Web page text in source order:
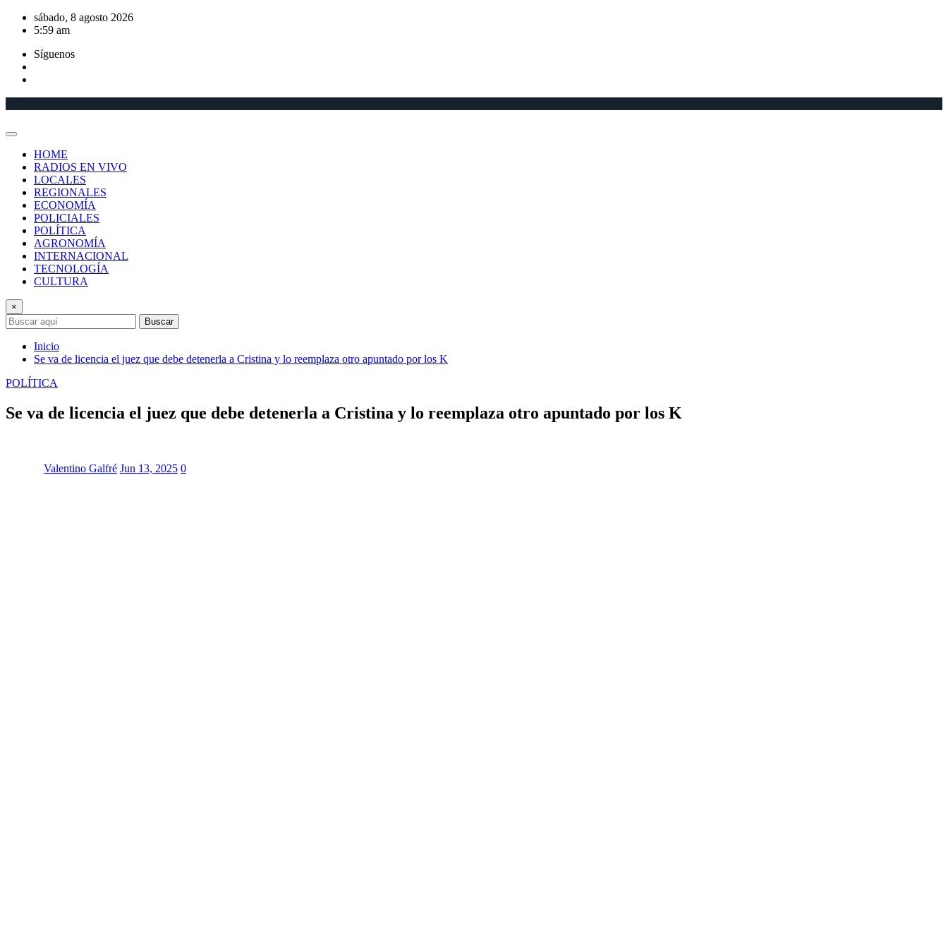
Saltar
sábado, 8 agosto 2026
5:59 am
Síguenos
HOME
RADIOS EN VIVO
LOCALES
REGIONALES
ECONOMÍA
POLICIALES
POLÍTICA
AGRONOMÍA
INTERNACIONAL
TECNOLOGÍA
CULTURA
×
Buscar
Inicio
Se va de licencia el juez que debe detenerla a Cristina y lo reemplaza otro apuntado por los K
POLÍTICA
Se va de licencia el juez que debe detenerla a Cristina y lo reemplaza otro apuntado por los K
Valentino Galfré Jun 13, 2025 0